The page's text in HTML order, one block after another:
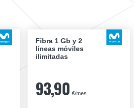
Fibra 1 Gb y 2
líneas móviles
ilimitadas
93,90 €/mes